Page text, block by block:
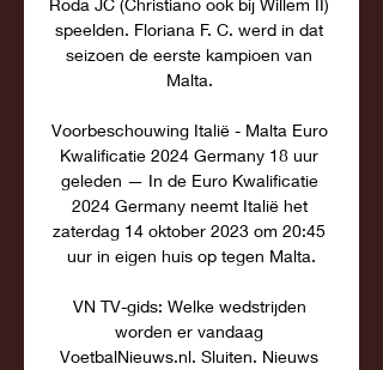
Roda JC (Christiano ook bij Willem II)
speelden. Floriana F. C. werd in dat
seizoen de eerste kampioen van
Malta.
Voorbeschouwing Italië - Malta Euro
Kwalificatie 2024 Germany 18 uur
geleden — In de Euro Kwalificatie
2024 Germany neemt Italië het
zaterdag 14 oktober 2023 om 20:45
uur in eigen huis op tegen Malta.
VN TV-gids: Welke wedstrijden
worden er vandaag
VoetbalNieuws.nl. Sluiten. Nieuws